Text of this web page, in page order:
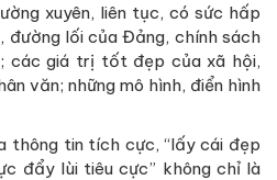
xuyên, liên tục, có sức hấp
đường lối của Đảng, chính sách
các giá trị tốt đẹp của xã hội,
văn; những mô hình, điển hình
thông tin tích cực, “lấy cái đẹp
đẩy lùi tiêu cực” không chỉ là